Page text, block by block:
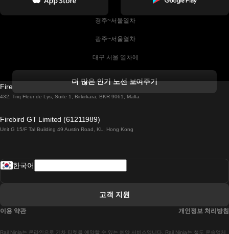
경주~서울열차
광주~서울열차
대구 서울 열차에
더블린에서 골웨이 열차
로마에서 나폴리 열차
더 많은 인기 노선 보여주기
Firebird GT Limited (OC 1451)
432, Triq Fleur de Lys, Suite 1, Birkirkara, BKR 9061, Malta
Firebird GT Limited (61211989)
Unit G 15/F Tal Building 49 Austin Road, KL, Hong Kong
Rail Ninja는 온라인으로 기차 티켓을 예약할 수 있는 예약 서비스입니다. Rail Ninja는 철도 운송업체
한국어
고객 지원
이용 약관 개인정보 처리방침